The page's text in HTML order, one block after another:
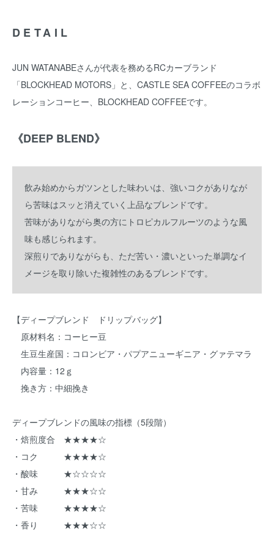
DETAIL
JUN WATANABEさんが代表を務めるRCカーブランド
「BLOCKHEAD MOTORS」と、CASTLE SEA COFFEEのコラボ
レーションコーヒー、BLOCKHEAD COFFEEです。
《DEEP BLEND》
飲み始めからガツンとした味わいは、強いコクがありなが
ら苦味はスッと消えていく上品なブレンドです。
苦味がありながら奥の方にトロピカルフルーツのような風
味も感じられます。
深煎りでありながらも、ただ苦い・濃いといった単調なイ
メージを取り除いた複雑性のあるブレンドです。
【ディープブレンド ドリップバッグ】
原材料名：コーヒー豆
生豆生産国：コロンビア・パプアニューギニア・グァテマラ
内容量：12ｇ
挽き方：中細挽き
ディープブレンドの風味の指標（5段階）
・焙煎度合 ★★★★☆
・コク ★★★★☆
・酸味 ★☆☆☆☆
・甘み ★★★☆☆
・苦味 ★★★★☆
・香り ★★★☆☆